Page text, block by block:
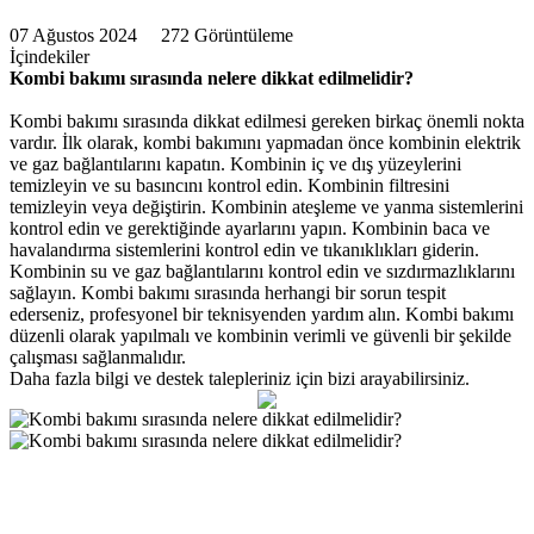
07 Ağustos 2024 272 Görüntüleme
İçindekiler
Kombi bakımı sırasında nelere dikkat edilmelidir?
Kombi bakımı sırasında dikkat edilmesi gereken birkaç önemli nokta
vardır. İlk olarak, kombi bakımını yapmadan önce kombinin elektrik
ve gaz bağlantılarını kapatın. Kombinin iç ve dış yüzeylerini
temizleyin ve su basıncını kontrol edin. Kombinin filtresini
temizleyin veya değiştirin. Kombinin ateşleme ve yanma sistemlerini
kontrol edin ve gerektiğinde ayarlarını yapın. Kombinin baca ve
havalandırma sistemlerini kontrol edin ve tıkanıklıkları giderin.
Kombinin su ve gaz bağlantılarını kontrol edin ve sızdırmazlıklarını
sağlayın. Kombi bakımı sırasında herhangi bir sorun tespit
ederseniz, profesyonel bir teknisyenden yardım alın. Kombi bakımı
düzenli olarak yapılmalı ve kombinin verimli ve güvenli bir şekilde
çalışması sağlanmalıdır.
Daha fazla bilgi ve destek talepleriniz için bizi arayabilirsiniz.